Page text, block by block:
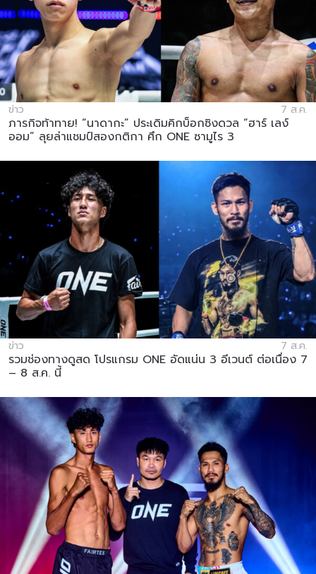
ข่าว 7 ส.ค.
ภารกิจท้าทาย! “นาดากะ” ประเดิมคิกบ็อกซิงดวล “ฮาร์ เลง์
ออม” ลุยล่าแชมป์สองกติกา ศึก ONE ซามูไร 3
ข่าว 7 ส.ค.
รวมช่องทางดูสด โปรแกรม ONE อัดแน่น 3 อีเวนต์ ต่อเนื่อง 7
– 8 ส.ค. นี้